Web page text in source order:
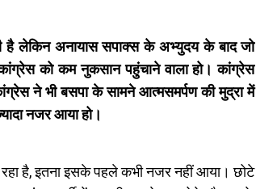
है लेकिन अनायास सपाक्स के अभ्युदय के बाद जो
को कम नुकसान पहुंचाने वाला हो। कांग्रेस
ने भी बसपा के सामने आत्मसमर्पण की मुद्रा में
नजर आया हो।
है, इतना इसके पहले कभी नजर नहीं आया। छोटे